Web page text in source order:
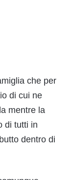
che per
di cui ne
mentre la
di tutti in
dentro di